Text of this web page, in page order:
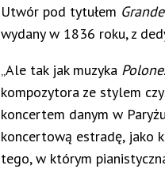
Utwór pod tytułem
wydany w 1836 roku, z
„Ale tak jak muzyka
kompozytora ze stylem
koncertem danym w
koncertową estradę, jako
tego, w którym